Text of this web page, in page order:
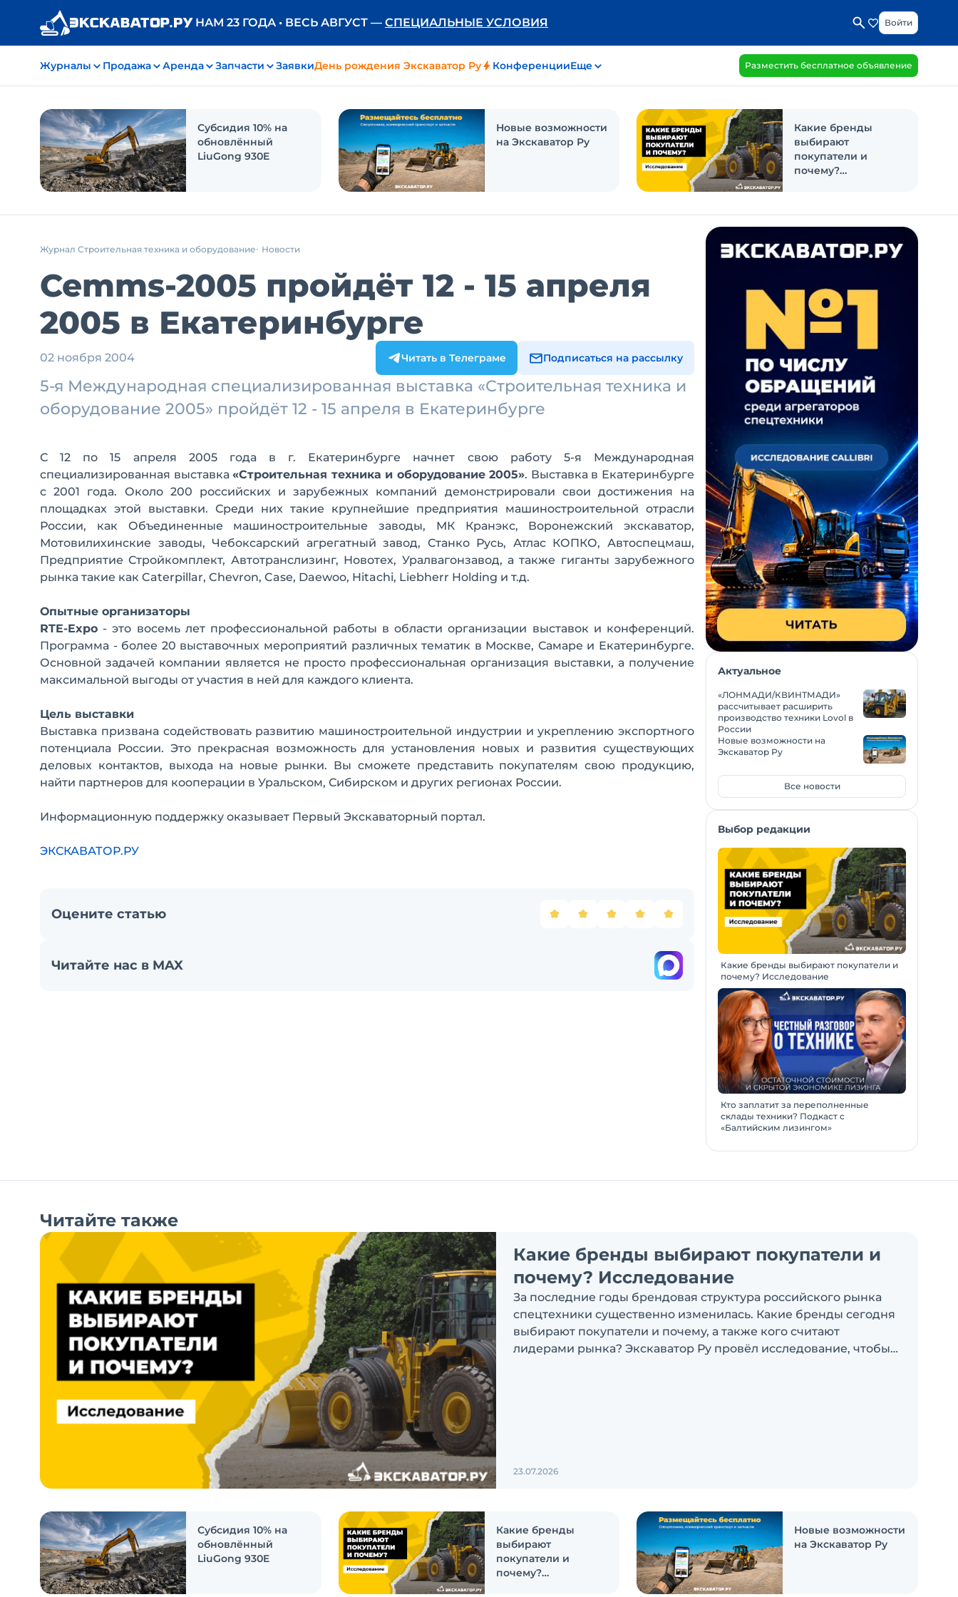
НАМ 23 ГОДА • ВЕСЬ АВГУСТ — СПЕЦИАЛЬНЫЕ УСЛОВИЯ Войти
Журналы Продажа Аренда Запчасти ЗаявкиДень рождения Экскаватор Ру КонференцииЕще Разместить бесплатное объявление
Субсидия 10% на
обновлённый
LiuGong 930E
Новые возможности
на Экскаватор Ру
Какие бренды
выбирают
покупатели и
почему?
Журнал Строительная техника и оборудование Новости
Cemms-2005 пройдёт 12 - 15 апреля
2005 в Екатеринбурге
02 ноября 2004 Читать в Телеграме Подписаться на рассылку
5-я Международная специализированная выставка «Строительная техника и
оборудование 2005» пройдёт 12 - 15 апреля в Екатеринбурге
С 12 по 15 апреля 2005 года в г. Екатеринбурге начнет свою работу 5-я Международная
специализированная выставка«Строительная техника и оборудование 2005». Выставка в Екатеринбурге
с 2001 года. Около 200 российских и зарубежных компаний демонстрировали свои достижения на
площадках этой выставки. Среди них такие крупнейшие предприятия машиностроительной отрасли
России, как Объединенные машиностроительные заводы, МК Кранэкс, Воронежский экскаватор,
Мотовилихинские заводы, Чебоксарский агрегатный завод, Станко Русь, Атлас КОПКО, Автоспецмаш,
Предприятие Стройкомплект, Автотранслизинг, Новотех, Уралвагонзавод, а также гиганты зарубежного
рынка такие как Caterpillar, Chevron, Case, Daewoo, Hitachi, Liebherr Holding и т.д.
Опытные организаторы
RTE-Expo - это восемь лет профессиональной работы в области организации выставок и конференций.
Программа - более 20 выставочных мероприятий различных тематик в Москве, Самаре и Екатеринбурге.
Основной задачей компании является не просто профессиональная организация выставки, а получение
максимальной выгоды от участия в ней для каждого клиента.
Цель выставки
Выставка призвана содействовать развитию машиностроительной индустрии и укреплению экспортного
потенциала России. Это прекрасная возможность для установления новых и развития существующих
деловых контактов, выхода на новые рынки. Вы сможете представить покупателям свою продукцию,
найти партнеров для кооперации в Уральском, Сибирском и других регионах России.
Информационную поддержку оказывает Первый Экскаваторный портал.
ЭКСКАВАТОР.РУ
Оцените статью
Читайте нас в MAX
Актуальное
«ЛОНМАДИ/КВИНТМАДИ»
рассчитывает расширить
производство техники Lovol в
России
Новые возможности на
Экскаватор Ру
Все новости
Выбор редакции
Какие бренды выбирают покупатели и
почему? Исследование
Кто заплатит за переполненные
склады техники? Подкаст с
«Балтийским лизингом»
Читайте также
Какие бренды выбирают покупатели и
почему? Исследование
За последние годы брендовая структура российского рынка
спецтехники существенно изменилась. Какие бренды сегодня
выбирают покупатели и почему, а также кого считают
лидерами рынка? Экскаватор Ру провёл исследование, чтобы
23.07.2026
Субсидия 10% на
обновлённый
LiuGong 930E
Какие бренды
выбирают
покупатели и
почему?
Новые возможности
на Экскаватор Ру